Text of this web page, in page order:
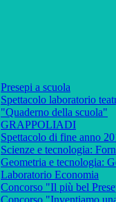
Presepi a scuola
Spettacolo laboratorio
"Quaderno della scuola"
GRAPPOLIADI
Spettacolo di fine anno
Scienze e tecnologia:
Geometria e tecnologia:
Laboratorio Economia
Concorso "Il più bel